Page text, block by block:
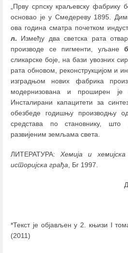
„Прву српску краљевску фабрику
основао је у Смедереву 1895.
ова година сматра почетком
л. Између два светска рата
производе се пигменти, уљане
сликарске боје, на бази увозних
рата обновом, реконструкцијом и
изградњом нових фабрика
модернизована и проширен је
Инсталирани капацитети за
обезбеде годишњу производњу
средстава по становнику, што
развијеним земљама света.
ЛИТЕРАТУРА: Хемија и
историјска грађа , Бг 1997.
*Текст је објављен у 2. књизи I
(2011)